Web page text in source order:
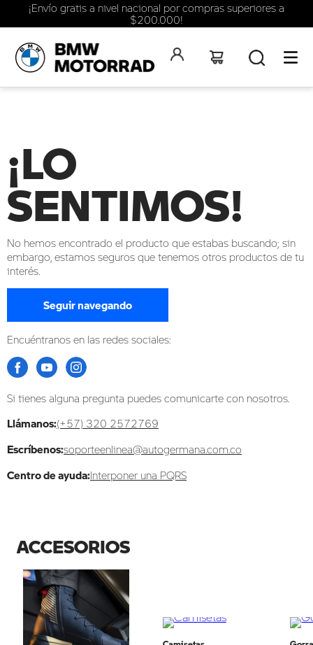
¡Envío gratis a nivel nacional por compras superiores a
$200.000!
¡LO
SENTIMOS!
No hemos encontrado el producto que estabas buscando; sin
embargo, estamos seguros que tenemos otros productos de tu
interés.
Seguir navegando
Encuéntranos en las redes sociales:
Si tienes alguna pregunta puedes comunicarte con nosotros.
Llámanos:(+57) 320 2572769
Escríbenos:soporteenlinea@autogermana.com.co
Centro de ayuda:Interponer una PQRS
ACCESORIOS